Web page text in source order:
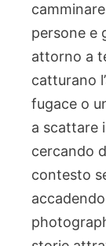
persone e
attorno a
catturano
fugace o
a scattare
cercando
contesto